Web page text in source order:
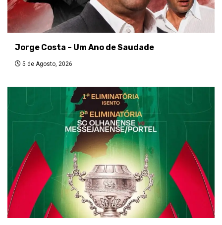
Jorge Costa – Um Ano de Saudade
5 de Agosto, 2026